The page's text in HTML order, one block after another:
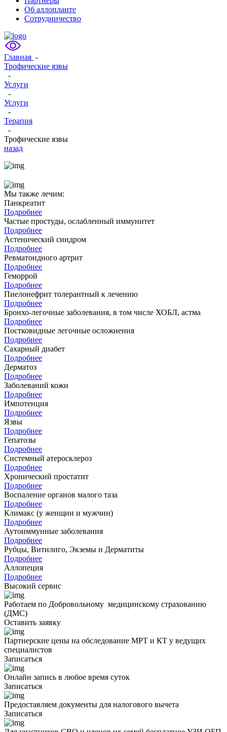
Об аллопланте
Сотрудничество
Главная -
Трофические язвы
-
Услуги
-
Услуги
-
Терапия
-
Трофические язвы
назад
Мы также лечим:
Панкреатит
Подробнее
Частые простуды, ослабленный иммунитет
Подробнее
Астенический синдром
Подробнее
Ревматоидного артрит
Подробнее
Геморрой
Подробнее
Пиелонефрит толерантный к лечению
Подробнее
Бронхо-легочные заболевания, в том числе ХОБЛ, астма
Подробнее
Постковидные легочные осложнения
Подробнее
Сахарный диабет
Подробнее
Дерматоз
Подробнее
Заболеваний кожи
Подробнее
Импотенция
Подробнее
Язвы
Подробнее
Гепатозы
Подробнее
Системный атеросклероз
Подробнее
Хронический простатит
Подробнее
Воспаление органов малого таза
Подробнее
Климакс (у женщин и мужчин)
Подробнее
Аутоиммунные заболевания
Подробнее
Рубцы, Витилиго, Экземы и Дерматиты
Подробнее
Аллопеция
Подробнее
Высокий сервис
Работаем по Добровольному медицинскому страхованию
(ДМС)
Оставить заявку
Партнерские цены на обследование МРТ и КТ у ведущих
специалистов
Записаться
Онлайн запись в любое время суток
Записаться
Предоставляем документы для налогового вычета
Записаться